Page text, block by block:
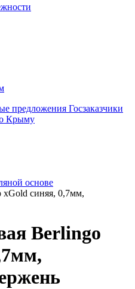
предложения Госзаказчики
Крыму
основе
xGold синяя, 0,7мм,
Berlingo